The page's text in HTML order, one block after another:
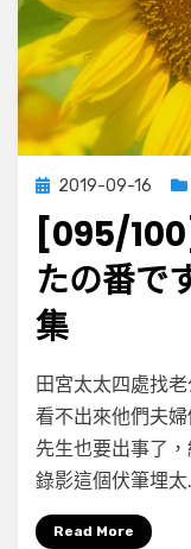
Posted
on
2019-09-16
[095/
たの番で
集
by小云
Leave a
田宮太太四處找
看不出來他們夫
先生也要出事了
錄影這個伏筆埋
Read More